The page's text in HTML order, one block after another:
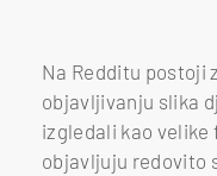
Na Redditu postoji
objavljivanju slika
izgledali kao velike
objavljuju redovito